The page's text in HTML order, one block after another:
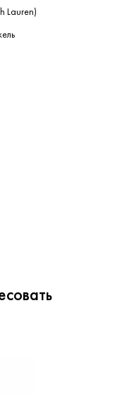
Lauren)